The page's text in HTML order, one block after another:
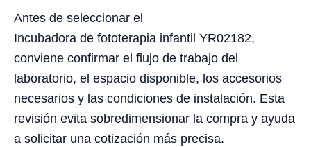
Antes de seleccionar el
Incubadora de fototerapia infantil YR02182,
conviene confirmar el flujo de trabajo del
laboratorio, el espacio disponible, los accesorios
necesarios y las condiciones de instalación. Esta
revisión evita sobredimensionar la compra y ayuda
a solicitar una cotización más precisa.